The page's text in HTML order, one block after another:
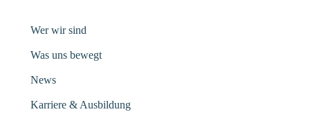
Wer wir sind
Was uns bewegt
News
Karriere & Ausbildung